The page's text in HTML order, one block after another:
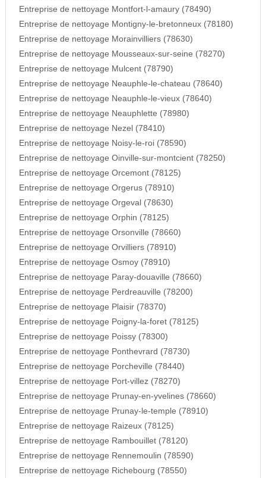
Entreprise de nettoyage Montfort-l-amaury (78490)
Entreprise de nettoyage Montigny-le-bretonneux (78180)
Entreprise de nettoyage Morainvilliers (78630)
Entreprise de nettoyage Mousseaux-sur-seine (78270)
Entreprise de nettoyage Mulcent (78790)
Entreprise de nettoyage Neauphle-le-chateau (78640)
Entreprise de nettoyage Neauphle-le-vieux (78640)
Entreprise de nettoyage Neauphlette (78980)
Entreprise de nettoyage Nezel (78410)
Entreprise de nettoyage Noisy-le-roi (78590)
Entreprise de nettoyage Oinville-sur-montcient (78250)
Entreprise de nettoyage Orcemont (78125)
Entreprise de nettoyage Orgerus (78910)
Entreprise de nettoyage Orgeval (78630)
Entreprise de nettoyage Orphin (78125)
Entreprise de nettoyage Orsonville (78660)
Entreprise de nettoyage Orvilliers (78910)
Entreprise de nettoyage Osmoy (78910)
Entreprise de nettoyage Paray-douaville (78660)
Entreprise de nettoyage Perdreauville (78200)
Entreprise de nettoyage Plaisir (78370)
Entreprise de nettoyage Poigny-la-foret (78125)
Entreprise de nettoyage Poissy (78300)
Entreprise de nettoyage Ponthevrard (78730)
Entreprise de nettoyage Porcheville (78440)
Entreprise de nettoyage Port-villez (78270)
Entreprise de nettoyage Prunay-en-yvelines (78660)
Entreprise de nettoyage Prunay-le-temple (78910)
Entreprise de nettoyage Raizeux (78125)
Entreprise de nettoyage Rambouillet (78120)
Entreprise de nettoyage Rennemoulin (78590)
Entreprise de nettoyage Richebourg (78550)